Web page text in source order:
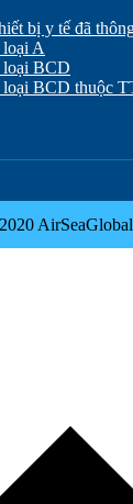
bị y tế đã
A
loại BCD
loại BCD thuộc